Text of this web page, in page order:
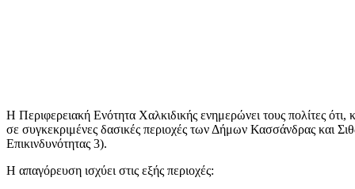
Η Περιφερειακή Ενότητα Χαλκιδικής ενημερώνει τους πολίτες
σε συγκεκριμένες δασικές περιοχές των Δήμων Κασσάνδρας και
Επικινδυνότητας 3).
Η απαγόρευση ισχύει στις εξής περιοχές: